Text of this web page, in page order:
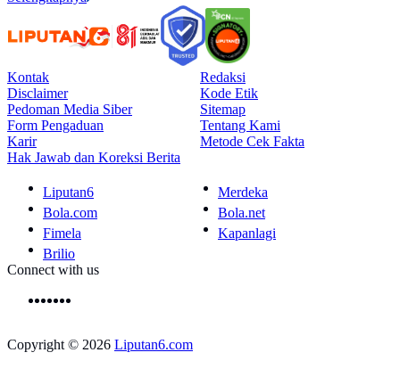
Kontak
Redaksi
Disclaimer
Kode Etik
Pedoman Media Siber
Sitemap
Form Pengaduan
Tentang Kami
Karir
Metode Cek Fakta
Hak Jawab dan Koreksi Berita
Liputan6
Merdeka
Bola.com
Bola.net
Fimela
Kapanlagi
Brilio
Connect with us
Copyright © 2026 Liputan6.com